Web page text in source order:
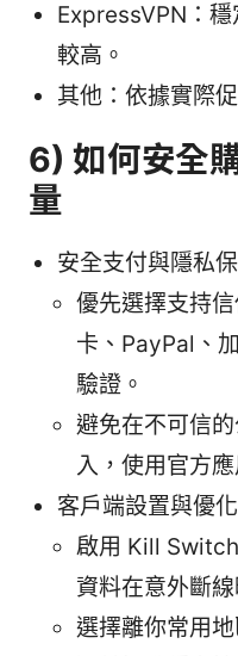
ExpressVPN：
較高。
其他：依據實際
6) 如何安全
量
安全支付與隱私
優先選擇支持
卡、PayPal、
驗證。
避免在不可信
入，使用官方
客戶端設置與優化
啟用 Kill
資料在意外斷線
選擇離你常用